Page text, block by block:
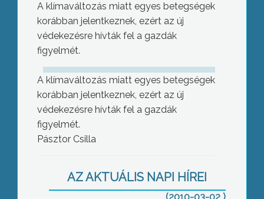
A klímaváltozás miatt egyes betegségek
korábban jelentkeznek, ezért az új
védekezésre hívták fel a gazdák
figyelmét.
A klímaváltozás miatt egyes betegségek
korábban jelentkeznek, ezért az új
védekezésre hívták fel a gazdák
figyelmét.
Pásztor Csilla
AZ AKTUÁLIS NAPI HÍREI
Kétéltűekre, halakra, kutyákra és a
madarakra, egyszóval a kedvtelésből
tartott kedvencekre vonatkozik az új